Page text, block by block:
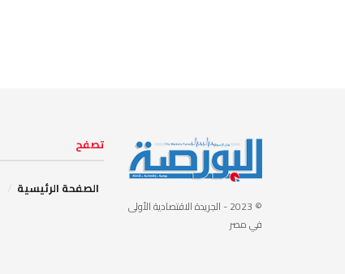
© 2023
- الجريدة الاقتصادية الأولى
في مصر
تصفح
الصفحة الرئيسية